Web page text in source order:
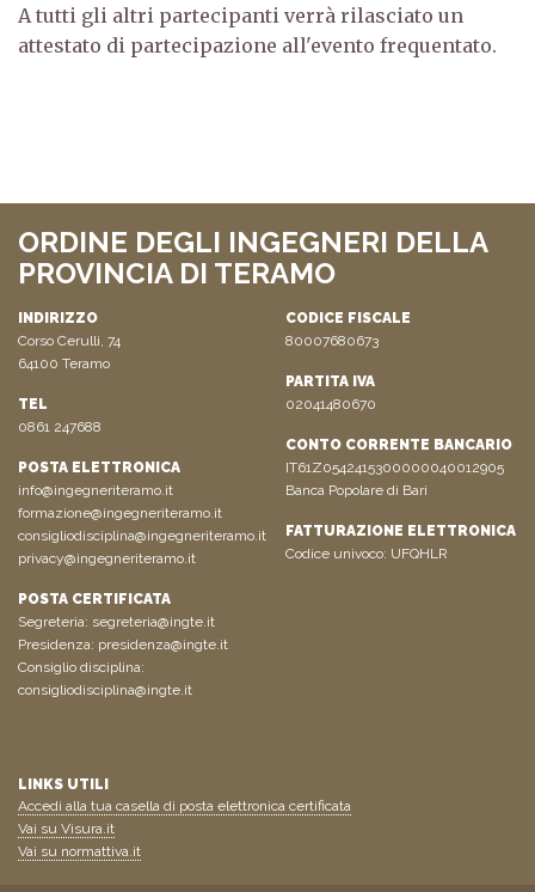
A tutti gli altri partecipanti verrà rilasciato un
attestato di partecipazione all'evento frequentato.
ORDINE DEGLI INGEGNERI DELLA
PROVINCIA DI TERAMO
INDIRIZZO
Corso Cerulli, 74
64100 Teramo
TEL
0861 247688
POSTA ELETTRONICA
info@ingegneriteramo.it
formazione@ingegneriteramo.it
consigliodisciplina@ingegneriteramo.it
privacy@ingegneriteramo.it
POSTA CERTIFICATA
Segreteria: segreteria@ingte.it
Presidenza: presidenza@ingte.it
Consiglio disciplina:
consigliodisciplina@ingte.it
CODICE FISCALE
80007680673
PARTITA IVA
02041480670
CONTO CORRENTE BANCARIO
IT61Z0542415300000040012905
Banca Popolare di Bari
FATTURAZIONE ELETTRONICA
Codice univoco: UFQHLR
LINKS UTILI
Accedi alla tua casella di posta elettronica certificata
Vai su Visura.it
Vai su normattiva.it